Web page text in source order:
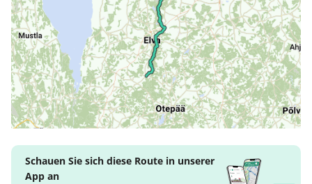
Schauen Sie sich diese Route in unserer
App an